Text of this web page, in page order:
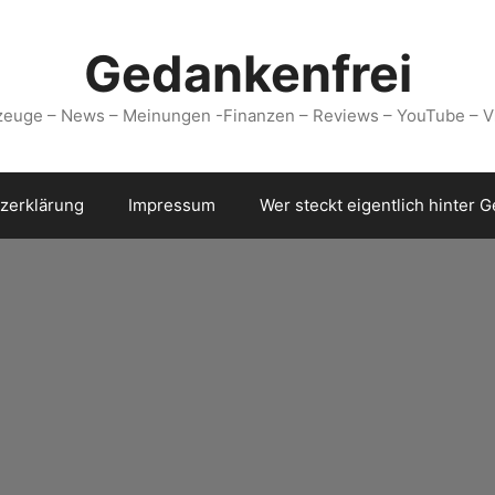
Gedankenfrei
– News – Meinungen -Finanzen – Reviews – YouTube –
Impressum Wer steckt eigentlich hinter